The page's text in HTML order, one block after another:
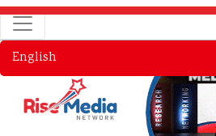
English